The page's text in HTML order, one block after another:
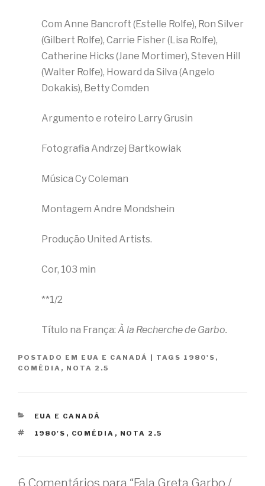
Com Anne Bancroft (Estelle Rolfe), Ron Silver
(Gilbert Rolfe), Carrie Fisher (Lisa Rolfe),
Catherine Hicks (Jane Mortimer), Steven Hill
(Walter Rolfe), Howard da Silva (Angelo
Dokakis), Betty Comden
Argumento e roteiro Larry Grusin
Fotografia Andrzej Bartkowiak
Música Cy Coleman
Montagem Andre Mondshein
Produção United Artists.
Cor, 103 min
**1/2
Título na França: À la Recherche de Garbo.
POSTADO EM EUA E CANADÁ | TAGS 1980'S ,
COMÉDIA , NOTA 2.5
CATEGORIAS
EUA E CANADÁ
TAGS
1980'S , COMÉDIA , NOTA 2.5